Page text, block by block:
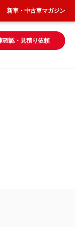
確認・見積り依頼
新車・中古車マガジン